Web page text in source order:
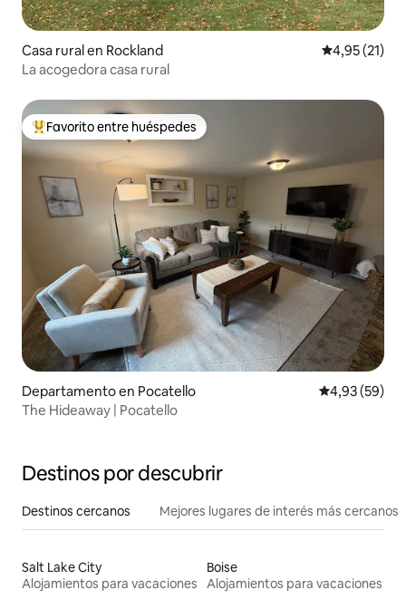
Casa rural en Rockland Calificación
4,95 (21)
La acogedora casa rural
Favorito entre los huéspedes más destacados
Favorito entre huéspedes
Departamento en Pocatello Calificación
4,93 (59)
The Hideaway | Pocatello
Destinos por descubrir
Destinos cercanos Mejores lugares de interés más cercanos
Salt Lake City
Alojamientos para vacaciones
Boise
Alojamientos para vacaciones